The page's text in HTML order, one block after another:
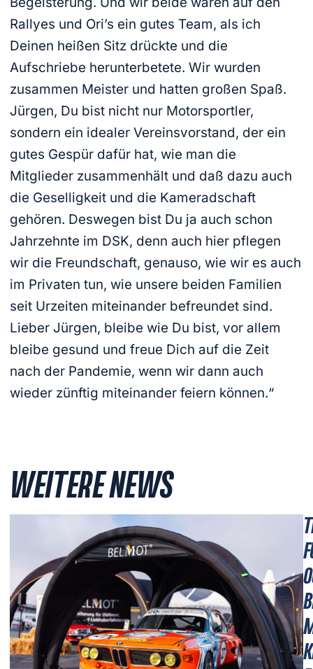
Rallyes und Ori’s ein gutes Team, als ich
Deinen heißen Sitz drückte und die
Aufschriebe herunterbetete. Wir wurden
zusammen Meister und hatten großen Spaß.
Jürgen, Du bist nicht nur Motorsportler,
sondern ein idealer Vereinsvorstand, der ein
gutes Gespür dafür hat, wie man die
Mitglieder zusammenhält und daß dazu auch
die Geselligkeit und die Kameradschaft
gehören. Deswegen bist Du ja auch schon
Jahrzehnte im DSK, denn auch hier pflegen
wir die Freundschaft, genauso, wie wir es auch
im Privaten tun, wie unsere beiden Familien
seit Urzeiten miteinander befreundet sind.
Lieber Jürgen, bleibe wie Du bist, vor allem
bleibe gesund und freue Dich auf die Zeit
nach der Pandemie, wenn wir dann auch
wieder zünftig miteinander feiern können.“
WEITERE NEWS